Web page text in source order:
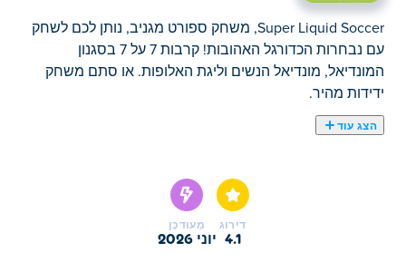
Super Liquid Soccer, משחק ספורט מגניב, נותן לכם לשחק
עם נבחרות הכדורגל האהובות! קרבות 7 על 7 בסגנון
המונדיאל, מונדיאל הנשים וליגת האלופות. או סתם משחק
ידידות מהיר.
הצג עוד
במשחק כדורגל תקליטונים זה! יש לך המון דרכים שונות
לשחק, מהעברת שבבים ועד כדורים דרך כדורים, אז מצא את
סגנון המשחק שלך וראה אם אתה יכול להיות אלוף עולם! אתה
דירוג
4.1
מְעוּדכָּן
יוני 2026